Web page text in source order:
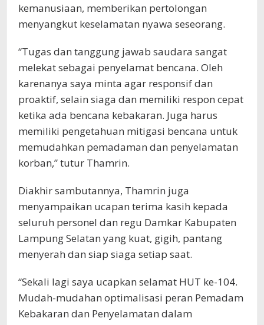
kemanusiaan, memberikan pertolongan
menyangkut keselamatan nyawa seseorang.
“Tugas dan tanggung jawab saudara sangat
melekat sebagai penyelamat bencana. Oleh
karenanya saya minta agar responsif dan
proaktif, selain siaga dan memiliki respon cepat
ketika ada bencana kebakaran. Juga harus
memiliki pengetahuan mitigasi bencana untuk
memudahkan pemadaman dan penyelamatan
korban,” tutur Thamrin.
Diakhir sambutannya, Thamrin juga
menyampaikan ucapan terima kasih kepada
seluruh personel dan regu Damkar Kabupaten
Lampung Selatan yang kuat, gigih, pantang
menyerah dan siap siaga setiap saat.
“Sekali lagi saya ucapkan selamat HUT ke-104.
Mudah-mudahan optimalisasi peran Pemadam
Kebakaran dan Penyelamatan dalam